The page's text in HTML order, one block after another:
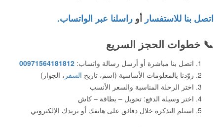
اتصل بنا للاستفسار أو راسلنا عبر الواتساب.
📞 خطوات الحجز السريع
اتصل بنا مباشرة أو أرسل رسالة واتساب: 00971564181812
زوّدنا بالمعلومات الأساسية (اسم، تاريخ السفر ، الجواز)
اختر الرحلة المناسبة والسعر الأنسب
اختر وسيلة الدفع: تحويل – بطاقة – كاش
استلم التذكرة خلال دقائق على هاتفك أو بريدك الإلكتروني